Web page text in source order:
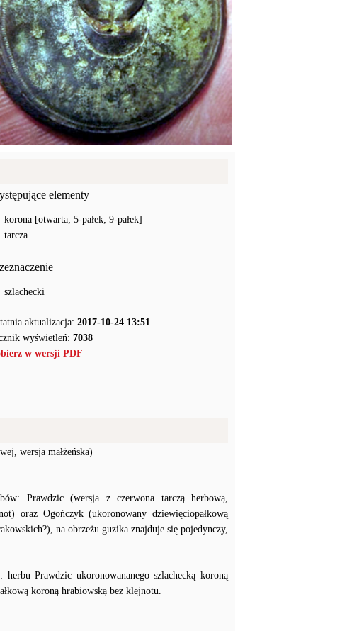
elementy
korona [otwarta; 5-pałek; 9-pałek]
tarcza
szlachecki
aktualizacja: 2017-10-24 13:51
wyświetleń: 7038
w wersji PDF
wersja małżeńska)
Prawdzic (wersja z czerwona tarczą herbową,
oraz Ogończyk (ukoronowany dziewięciopałkową
na obrzeżu guzika znajduje się pojedynczy,
Prawdzic ukoronowananego szlachecką koroną
koroną hrabiowską bez klejnotu.